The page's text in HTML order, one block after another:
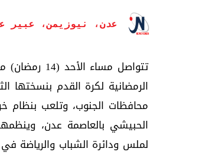
عدن، نيوزيمن، عبير
تتواصل
محافظات الجنوب، وتلعب بنظام
الحبيشي بالعاصمة عدن،
لملس ودائرة الشباب والرياضة